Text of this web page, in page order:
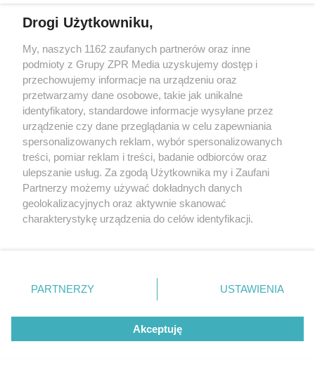
Drogi Użytkowniku,
My, naszych 1162 zaufanych partnerów oraz inne
podmioty z Grupy ZPR Media uzyskujemy dostęp i
przechowujemy informacje na urządzeniu oraz
przetwarzamy dane osobowe, takie jak unikalne
identyfikatory, standardowe informacje wysyłane przez
urządzenie czy dane przeglądania w celu zapewniania
spersonalizowanych reklam, wybór spersonalizowanych
treści, pomiar reklam i treści, badanie odbiorców oraz
ulepszanie usług. Za zgodą Użytkownika my i Zaufani
Partnerzy możemy używać dokładnych danych
geolokalizacyjnych oraz aktywnie skanować
charakterystykę urządzenia do celów identyfikacji.
zmienić/wycofać klikając przycisk ustawień prywatności
znajdujący się w lewym dolnym rogu strony
rodzaje przetwarzania danych nie wymagają zgody
użytkownika, ale masz prawo sprzeciwić się takiemu
przetwarzaniu. Preferencje będą miały zastosowanie tylko
PARTNERZY USTAWIENIA
Akceptuję